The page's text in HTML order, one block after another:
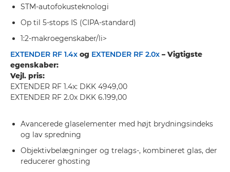
STM-autofokusteknologi
Op til 5-stops IS (CIPA-standard)
1:2-makroegenskaber/li>
EXTENDER RF 1.4x og EXTENDER RF 2.0x – Vigtigste
egenskaber:
Vejl. pris:
EXTENDER RF 1.4x: DKK 4949,00
EXTENDER RF 2.0x DKK 6.199,00
Avancerede glaselementer med højt brydningsindeks
og lav spredning
Objektivbelægninger og trelags-, kombineret glas, der
reducerer ghosting